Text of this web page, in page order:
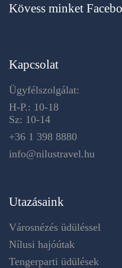
Kövess minket
Kapcsolat
Ügyfélszolgálat:
H-P.: 10-18
Sz: 10-14
+36 1 398 8880
info@nilustravel.hu
Utazásaink
Városnézés üdüléssel
Nílusi hajóútak
Tengerparti üdülések